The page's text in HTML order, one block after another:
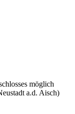
möglich
a.d. Aisch)